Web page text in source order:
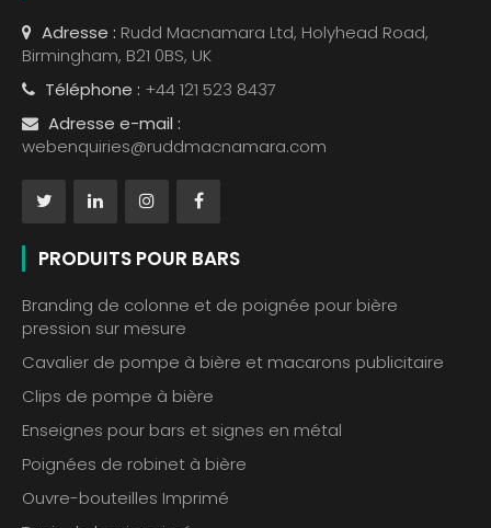
Adresse : Rudd Macnamara Ltd, Holyhead Road,
Birmingham, B21 0BS, UK
Téléphone : +44 121 523 8437
Adresse e-mail :
webenquiries@ruddmacnamara.com
PRODUITS POUR BARS
Branding de colonne et de poignée pour bière
pression sur mesure
Cavalier de pompe à bière et macarons publicitaire
Clips de pompe à bière
Enseignes pour bars et signes en métal
Poignées de robinet à bière
Ouvre-bouteilles Imprimé